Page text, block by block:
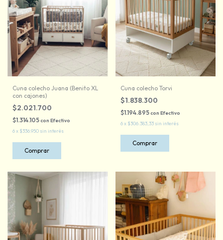
Cuna colecho Juana (Benito XL
con cajones)
$2.021.700
$1.314.105con Efectivo
6x $336.950 sin interés
Comprar
Cuna colecho Torvi
$1.838.300
$1.194.895con Efectivo
6x $306.383,33 sin interés
Comprar